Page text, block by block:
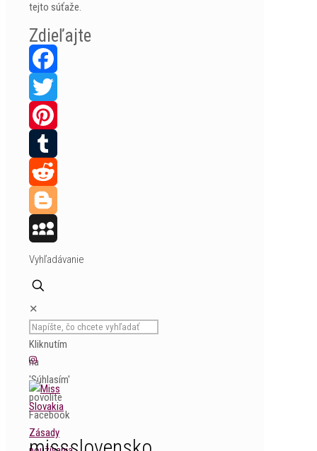
tejto súťaže.
Zdieľajte
Facebook
Twitter
Pinterest
Tumblr
Reddit
Blogger
MySpace
Vyhľadávanie
✕
Kliknutím
na
'Súhlasím'
povolíte
Facebook
Zásady